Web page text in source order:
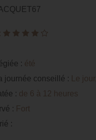
:
: été
journée conseillé :
Le
: de 6 à 12 heures
: Fort
: